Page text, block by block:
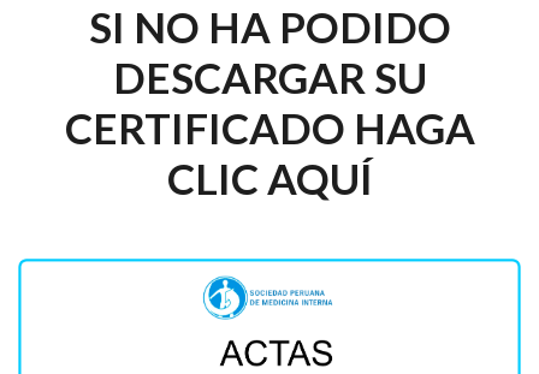
SI NO HA PODIDO
DESCARGAR SU
CERTIFICADO HAGA
CLIC AQUÍ